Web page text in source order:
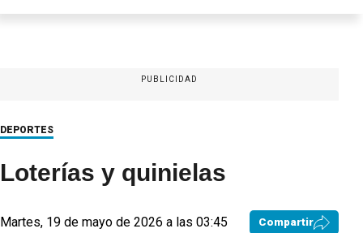
PUBLICIDAD
DEPORTES
Loterías y quinielas
Martes, 19 de mayo de 2026 a las 03:45 Compartir